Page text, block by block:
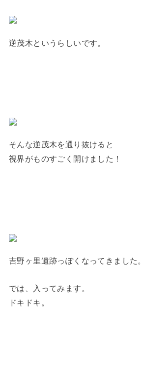
逆茂木というらしいです。
そんな逆茂木を通り抜けると
視界がものすごく開けました！
吉野ヶ里遺跡っぽくなってきました。
では、入ってみます。
ドキドキ。